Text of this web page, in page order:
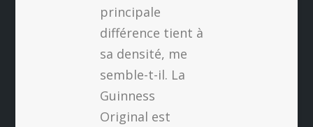
principale
différence tient à
sa densité, me
semble-t-il. La
Guinness
Original est